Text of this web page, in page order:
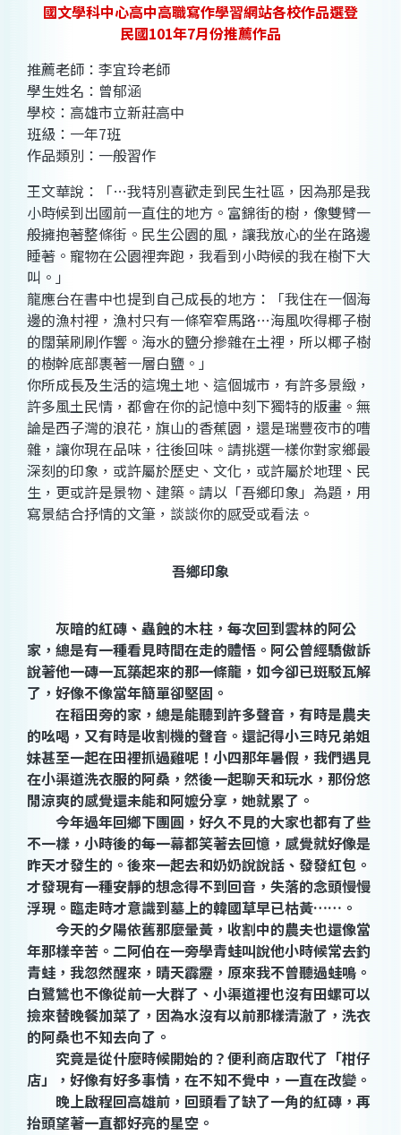
國文學科中心高中高職寫作學習網站各校作品選登
民國101年7月份推薦作品
推薦老師：李宜玲老師
學生姓名：曾郁涵
學校：高雄市立新莊高中
班級：一年7班
作品類別：一般習作
王文華說：「…我特別喜歡走到民生社區，因為那是我
小時候到出國前一直住的地方。富錦街的樹，像雙臂一
般擁抱著整條街。民生公園的風，讓我放心的坐在路邊
睡著。寵物在公園裡奔跑，我看到小時候的我在樹下大
叫。」
龍應台在書中也提到自己成長的地方：「我住在一個海
邊的漁村裡，漁村只有一條窄窄馬路…海風吹得椰子樹
的闊葉刷刷作響。海水的鹽分摻雜在土裡，所以椰子樹
的樹幹底部裹著一層白鹽。」
你所成長及生活的這塊土地、這個城市，有許多景緻，
許多風土民情，都會在你的記憶中刻下獨特的版畫。無
論是西子灣的浪花，旗山的香蕉園，還是瑞豐夜市的嘈
雜，讓你現在品味，往後回味。請挑選一樣你對家鄉最
深刻的印象，或許屬於歷史、文化，或許屬於地理、民
生，更或許是景物、建築。請以「吾鄉印象」為題，用
寫景結合抒情的文筆，談談你的感受或看法。
吾鄉印象
灰暗的紅磚、蟲蝕的木柱，每次回到雲林的阿公
家，總是有一種看見時間在走的體悟。阿公曾經驕傲訴
說著他一磚一瓦築起來的那一條龍，如今卻已斑駁瓦解
了，好像不像當年簡單卻堅固。
在稻田旁的家，總是能聽到許多聲音，有時是農夫
的吆喝，又有時是收割機的聲音。還記得小三時兄弟姐
妹甚至一起在田裡抓過雞呢！小四那年暑假，我們遇見
在小渠道洗衣服的阿桑，然後一起聊天和玩水，那份悠
閒涼爽的感覺還未能和阿嬤分享，她就累了。
今年過年回鄉下團圓，好久不見的大家也都有了些
不一樣，小時後的每一幕都笑著去回憶，感覺就好像是
昨天才發生的。後來一起去和奶奶說說話、發發紅包。
才發現有一種安靜的想念得不到回音，失落的念頭慢慢
浮現。臨走時才意識到墓上的韓國草早已枯黃……。
今天的夕陽依舊那麼暈黃，收割中的農夫也還像當
年那樣辛苦。二阿伯在一旁學青蛙叫說他小時候常去釣
青蛙，我忽然醒來，晴天霹靂，原來我不曾聽過蛙鳴。
白鷺鷥也不像從前一大群了、小渠道裡也沒有田螺可以
撿來替晚餐加菜了，因為水沒有以前那樣清澈了，洗衣
的阿桑也不知去向了。
究竟是從什麼時候開始的？便利商店取代了「柑仔
店」，好像有好多事情，在不知不覺中，一直在改變。
晚上啟程回高雄前，回頭看了缺了一角的紅磚，再
抬頭望著一直都好亮的星空。